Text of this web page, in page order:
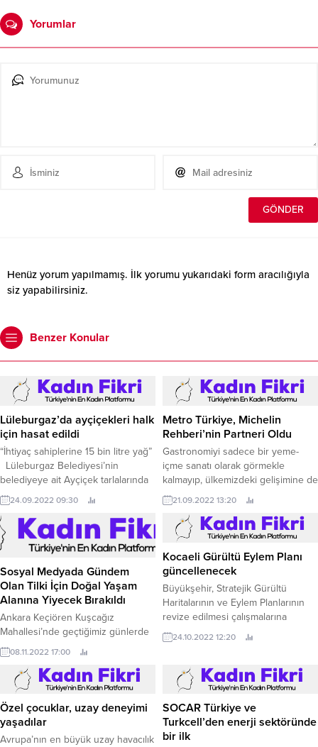
Yorumlar
Henüz yorum yapılmamış. İlk yorumu yukarıdaki form aracılığıyla
siz yapabilirsiniz.
Benzer Konular
Lüleburgaz’da ayçiçekleri halk
için hasat edildi
“İhtiyaç sahiplerine 15 bin litre yağ”
Lüleburgaz Belediyesi’nin
belediyeye ait Ayçiçek tarlalarında
gerçekleştirdiği hasatta konuşan
Başkan Gerenli, en az 15 bin litre
Ayçiçek yağının ihtiyaç sahibi
vatandaşların sofrasına
gönderileceğini söyleyerek,
“Üreten belediye olmaya,
ürettiklerini halkla paylaşan ihtiyaç
sahiplerine ulaşan belediye olmaya
devam edeceğiz”...
24.09.2022 09:30
Metro Türkiye, Michelin
Rehberi’nin Partneri Oldu
Gastronomiyi sadece bir yeme-
içme sanatı olarak görmekle
kalmayıp, ülkemizdeki gelişimine de
katkı sağlayan Metro Türkiye,
dünyaca ünlü Michelin Rehberi’nin
21.09.2022 13:20
Sosyal Medyada Gündem
Olan Tilki İçin Doğal Yaşam
Alanına Yiyecek Bırakıldı
Ankara Keçiören Kuşcağız
Mahallesi’nde geçtiğimiz günlerde
hem gündüz hem de akşam
saatlerinde bir vatandaşın kamera
görüntülerine yansıyan ve sosyal
medyada gündem olan tilki için
harekete geçildi.
08.11.2022 17:00
Kocaeli Gürültü Eylem Planı
güncellenecek
Büyükşehir, Stratejik Gürültü
Haritalarının ve Eylem Planlarının
revize edilmesi çalışmalarına
başladı.
24.10.2022 12:20
Özel çocuklar, uzay deneyimi
yaşadılar
Avrupa’nın en büyük uzay havacılık
SOCAR Türkiye ve
Turkcell’den enerji sektöründe
bir ilk